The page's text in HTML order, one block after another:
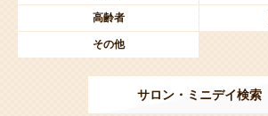
高齢者
その他
サロン・ミニデイ検索